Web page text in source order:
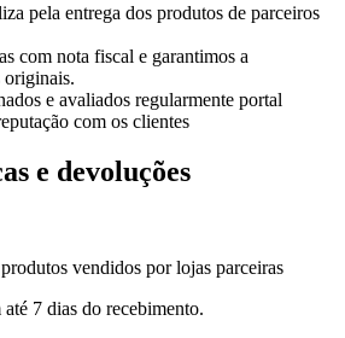
pela entrega dos produtos de parceiros
com nota fiscal e garantimos a
originais.
e avaliados regularmente portal
com os clientes
e devoluções
vendidos por lojas parceiras
7 dias do recebimento.